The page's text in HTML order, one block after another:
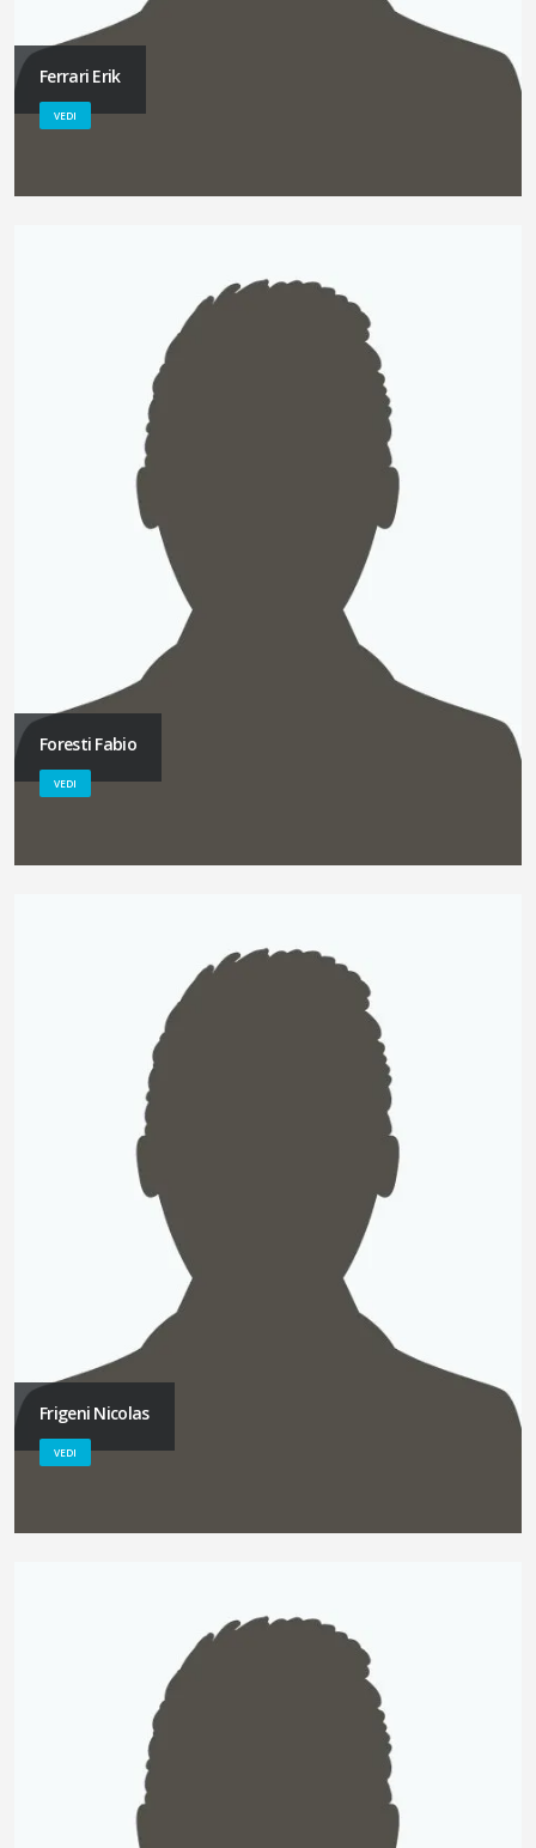
Ferrari Erik
VEDI
Foresti Fabio
VEDI
Frigeni Nicolas
VEDI